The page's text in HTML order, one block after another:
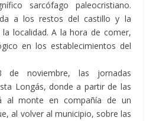
sarcófago paleocristiano.
a los restos del castillo y la
localidad. A la hora de comer,
en los establecimientos del
noviembre, las jornadas
Longás, donde a partir de las
al monte en compañía de un
al volver al municipio, sobre las